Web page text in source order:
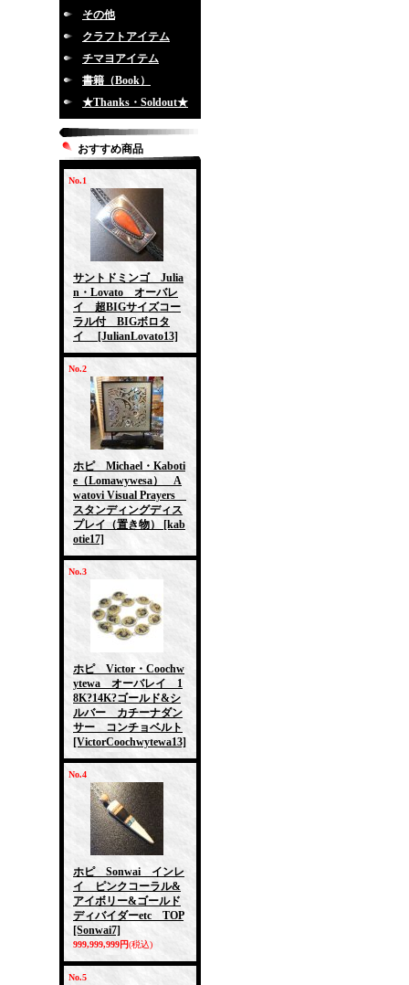
その他
クラフトアイテム
チマヨアイテム
書籍（Book）
★Thanks・Soldout★
おすすめ商品
No.1
サントドミンゴ Julia
n・Lovato オーバレ
イ 超BIGサイズコー
ラル付 BIGボロタ
イ
[JulianLovato13]
No.2
ホピ Michael・Kaboti
e（Lomawywesa） A
watovi Visual Prayers
スタンディングディス
プレイ（置き物）
[kab
otie17]
No.3
ホピ Victor・Coochw
ytewa オーバレイ 1
8K?14K?ゴールド&シ
ルバー カチーナダン
サー コンチョベルト
[VictorCoochwytewa13]
No.4
ホピ Sonwai インレ
イ ピンクコーラル&
アイボリー&ゴールド
ディバイダーetc TOP
[Sonwai7]
999,999,999円(税込)
No.5